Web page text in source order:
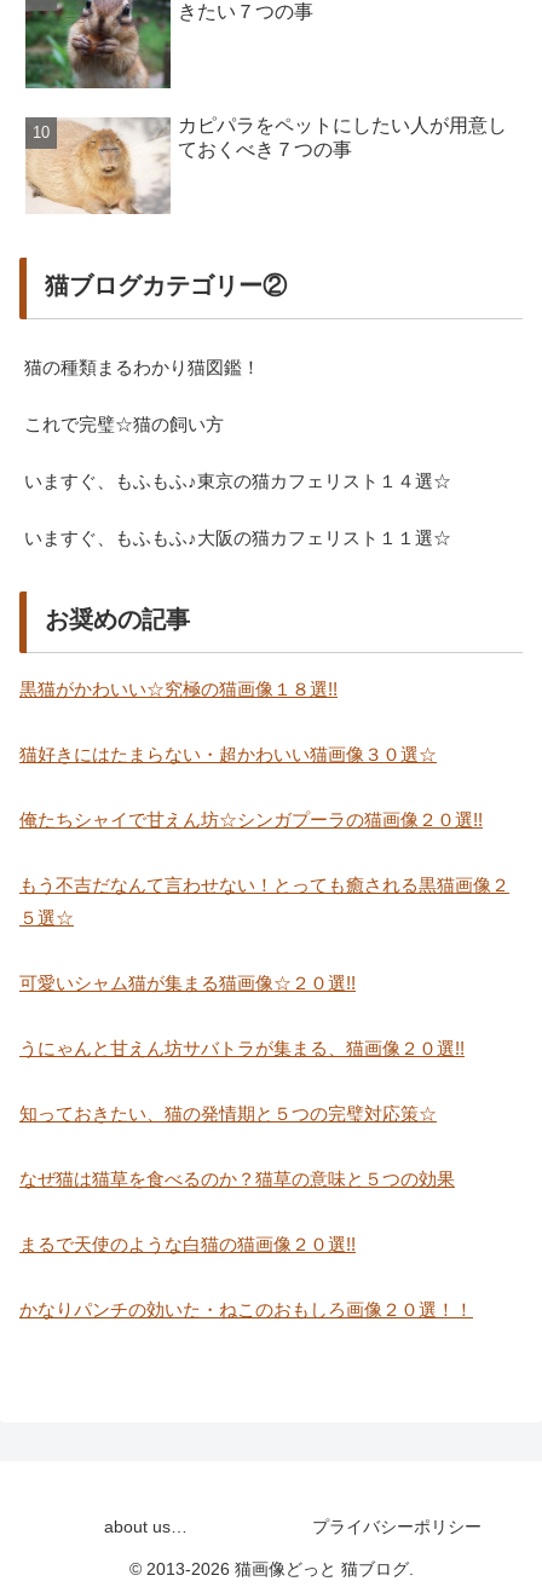
きたい７つの事
カピパラをペットにしたい人が用意し
ておくべき７つの事
猫ブログカテゴリー②
猫の種類まるわかり猫図鑑！
これで完璧☆猫の飼い方
いますぐ、もふもふ♪東京の猫カフェリスト１４選☆
いますぐ、もふもふ♪大阪の猫カフェリスト１１選☆
お奨めの記事
黒猫がかわいい☆究極の猫画像１８選!!
猫好きにはたまらない・超かわいい猫画像３０選☆
俺たちシャイで甘えん坊☆シンガプーラの猫画像２０選!!
もう不吉だなんて言わせない！とっても癒される黒猫画像２
５選☆
可愛いシャム猫が集まる猫画像☆２０選!!
うにゃんと甘えん坊サバトラが集まる、猫画像２０選!!
知っておきたい、猫の発情期と５つの完璧対応策☆
なぜ猫は猫草を食べるのか？猫草の意味と５つの効果
まるで天使のような白猫の猫画像２０選!!
かなりパンチの効いた・ねこのおもしろ画像２０選！！
about us… プライバシーポリシー
© 2013-2026 猫画像どっと 猫ブログ.